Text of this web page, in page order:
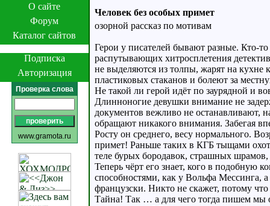
О сайте
Форум
Каталог сайтов
Подписка
Авторизация
Проверка слова
www.gramota.ru
Человек без особых примет
озорной рассказ по мотивам
Герои у писателей бывают разные. Кто-
распутывающих хитросплетения
не выделяются из толпы, жарят на кухне
пластиковых стаканов и болеют за
Не такой ли герой идёт по заурядной и
Длинноногие девушки внимание не
документов вежливо не останавливают,
обращают никакого внимания. Забегая
Росту он среднего, весу нормального.
примет! Раньше таких в КГБ тыщами
теле бурых бородавок, страшных
Теперь чёрт его знает, кого в подобную
способностями, как у Вольфа Мессинга,
французски. Никто не скажет, потому что
Тайна! Так … а для чего тогда пишем мы